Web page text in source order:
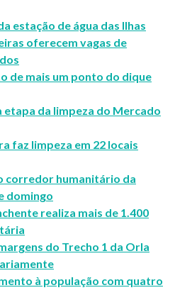
estação de água das Ilhas
oferecem vagas de
de mais um ponto do dique
etapa da limpeza do Mercado
faz limpeza em 22 locais
corredor humanitário da
domingo
realiza mais de 1.400
do Trecho 1 da Orla
à população com quatro